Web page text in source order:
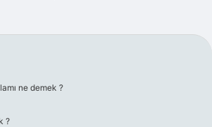
ne demek ?
?